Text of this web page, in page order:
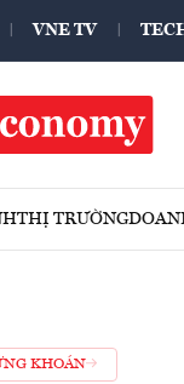
VNE TV
THỊ TRƯỜNG
KHOÁN